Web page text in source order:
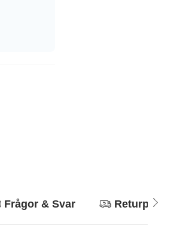
Frågor & Svar Returpolicy